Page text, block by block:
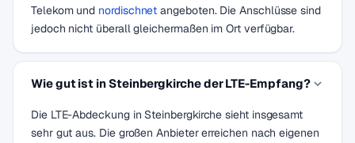
Telekom und nordischnet angeboten. Die Anschlüsse sind
jedoch nicht überall gleichermaßen im Ort verfügbar.
Wie gut ist in Steinbergkirche der LTE-Empfang?
Die LTE-Abdeckung in Steinbergkirche sieht insgesamt
sehr gut aus. Die großen Anbieter erreichen nach eigenen